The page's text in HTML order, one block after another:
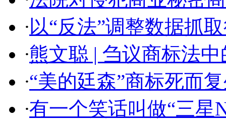
·以“反法”调整数据抓
·熊文聪 | 刍议商标法中
·“美的廷森”商标死而
·有一个笑话叫做“三星